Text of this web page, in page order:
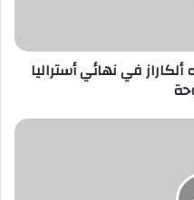
في نهائي أستراليا